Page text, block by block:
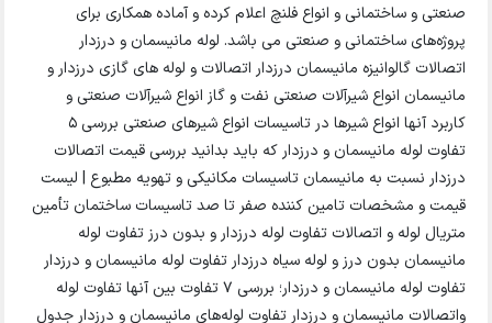
صنعتی و ساختمانی و انواع فلنچ اعلام کرده و آماده همکاری برای
پروژه‌های ساختمانی و صنعتی می باشد. لوله مانیسمان و درزدار
اتصالات گالوانیزه مانیسمان درزدار اتصالات و لوله های گازی درزدار و
مانیسمان انواع شیرآلات صنعتی نفت و گاز انواع شیرآلات صنعتی و
کاربرد آنها انواع شیرها در تاسیسات انواع شیرهای صنعتی بررسی ۵
تفاوت لوله مانیسمان و درزدار که باید بدانید بررسی قیمت اتصالات
درزدار نسبت به مانیسمان تاسیسات مکانیکی و تهویه مطبوع | لیست
قیمت و مشخصات تامین کننده صفر تا صد تاسیسات ساختمان تأمین
متریال لوله و اتصالات تفاوت لوله درزدار و بدون درز تفاوت لوله
مانیسمان بدون درز و لوله سیاه درزدار تفاوت لوله مانیسمان و درزدار
تفاوت لوله مانیسمان و درزدار؛ بررسی 7 تفاوت بین آنها تفاوت لوله
واتصالات مانیسمان و درزدار تفاوت لوله‌های مانیسمان و درزدار جدول